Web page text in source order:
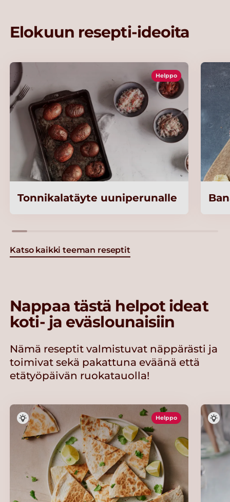
Elokuun resepti-ideoita
Helppo
Tonnikalatäyte uuniperunalle
Katso kaikki teeman reseptit
Nappaa tästä helpot ideat
koti- ja eväslounaisiin
Nämä reseptit valmistuvat näppärästi ja
toimivat sekä pakattuna eväänä että
etätyöpäivän ruokatauolla!
Helppo